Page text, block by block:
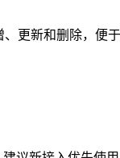
更新和删除，便